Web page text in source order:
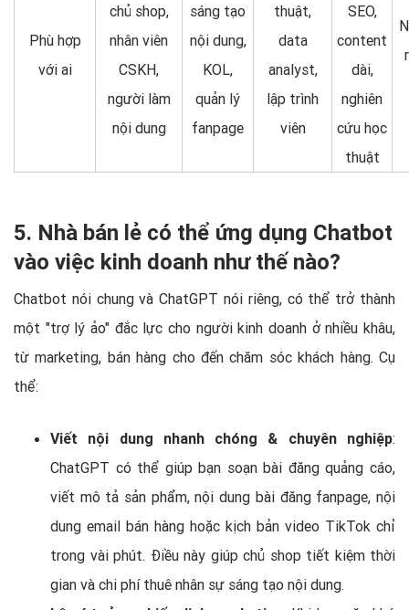
Phù hợp
với ai
chủ shop,
nhân viên
CSKH,
người làm
nội dung
sáng tạo
nội dung,
KOL,
quản lý
fanpage
thuật,
data
analyst,
lập trình
viên
SEO,
content
dài,
nghiên
cứu học
thuật
5. Nhà bán lẻ có thể ứng dụng Chatbot
vào việc kinh doanh như thế nào?
Chatbot nói chung và ChatGPT nói riêng, có thể trở thành
một "trợ lý ảo" đắc lực cho người kinh doanh ở nhiều khâu,
từ marketing, bán hàng cho đến chăm sóc khách hàng. Cụ
thể:
Viết nội dung nhanh chóng & chuyên nghiệp:
ChatGPT có thể giúp bạn soạn bài đăng quảng cáo,
viết mô tả sản phẩm, nội dung bài đăng fanpage, nội
dung email bán hàng hoặc kịch bản video TikTok chỉ
trong vài phút. Điều này giúp chủ shop tiết kiệm thời
gian và chi phí thuê nhân sự sáng tạo nội dung.